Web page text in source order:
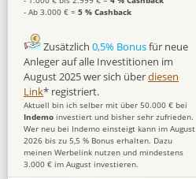
- Ab 3.000 € = 5 % Cashback
Zusätzlich 0,5% Bonusfür neue
Anleger auf alle Investitionen im
August 2025 wer sich überdiesen
Link* registriert.
Aktuell bin ich selber mit über 50.000 € bei
Indemo investiert und bisher sehr zufrieden.
Wer neu bei Indemo einsteigt kann im August
2026 bis zu 5,5 % Bonus erhalten. Dazu
meinen Werbelink nutzen und mindestens
3.000 € im August investieren.